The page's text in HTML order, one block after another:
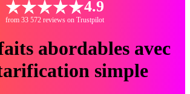
4.9
from 33 572 reviews on Trustpilot
abordables avec
simple